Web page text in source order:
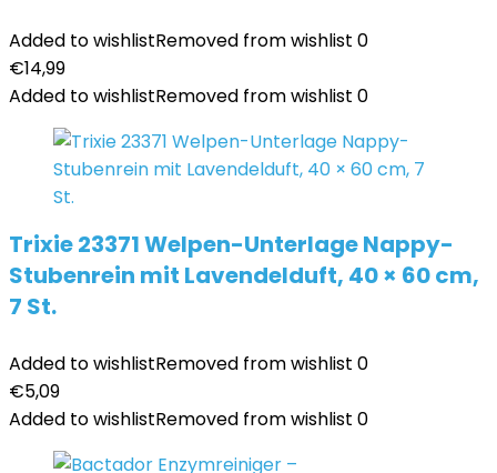
Added to wishlistRemoved from wishlist 0
€14,99
Added to wishlistRemoved from wishlist 0
Trixie 23371 Welpen-Unterlage Nappy-
Stubenrein mit Lavendelduft, 40 × 60 cm,
7 St.
Added to wishlistRemoved from wishlist 0
€5,09
Added to wishlistRemoved from wishlist 0